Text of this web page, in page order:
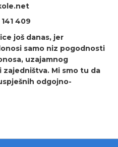
409
još danas, jer
samo niz pogodnosti
uzajamnog
zajedništva. Mi smo tu da
odgojno-